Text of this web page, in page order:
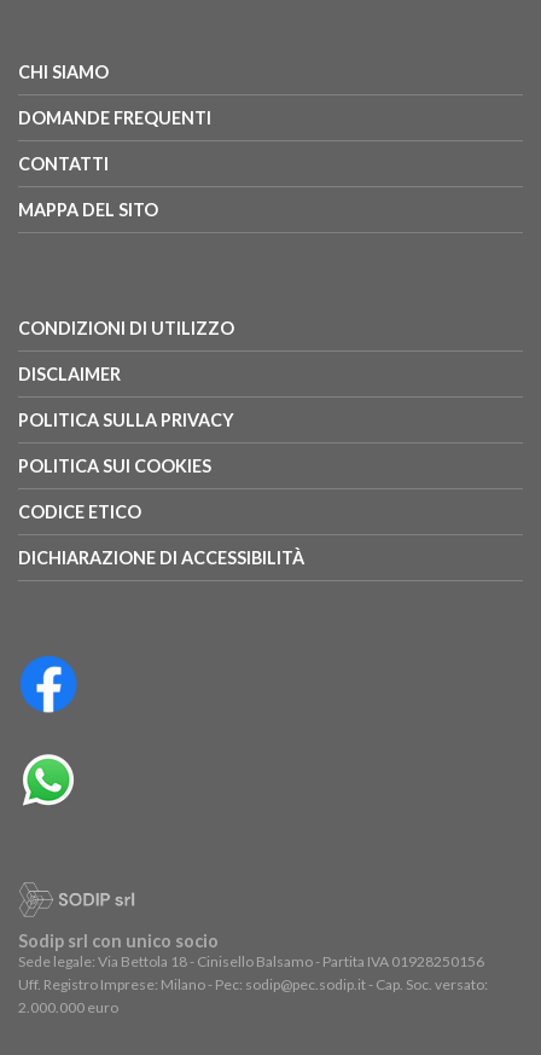
CHI SIAMO
DOMANDE FREQUENTI
CONTATTI
MAPPA DEL SITO
CONDIZIONI DI UTILIZZO
DISCLAIMER
POLITICA SULLA PRIVACY
POLITICA SUI COOKIES
CODICE ETICO
DICHIARAZIONE DI ACCESSIBILITÀ
Sodip srl con unico socio
Sede legale: Via Bettola 18 - Cinisello Balsamo - Partita IVA 01928250156
Uff. Registro Imprese: Milano - Pec: sodip@pec.sodip.it - Cap. Soc. versato:
2.000.000 euro